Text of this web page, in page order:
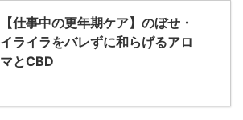
【仕事中の更年期ケア】のぼせ・
イライラをバレずに和らげるアロ
マとCBD